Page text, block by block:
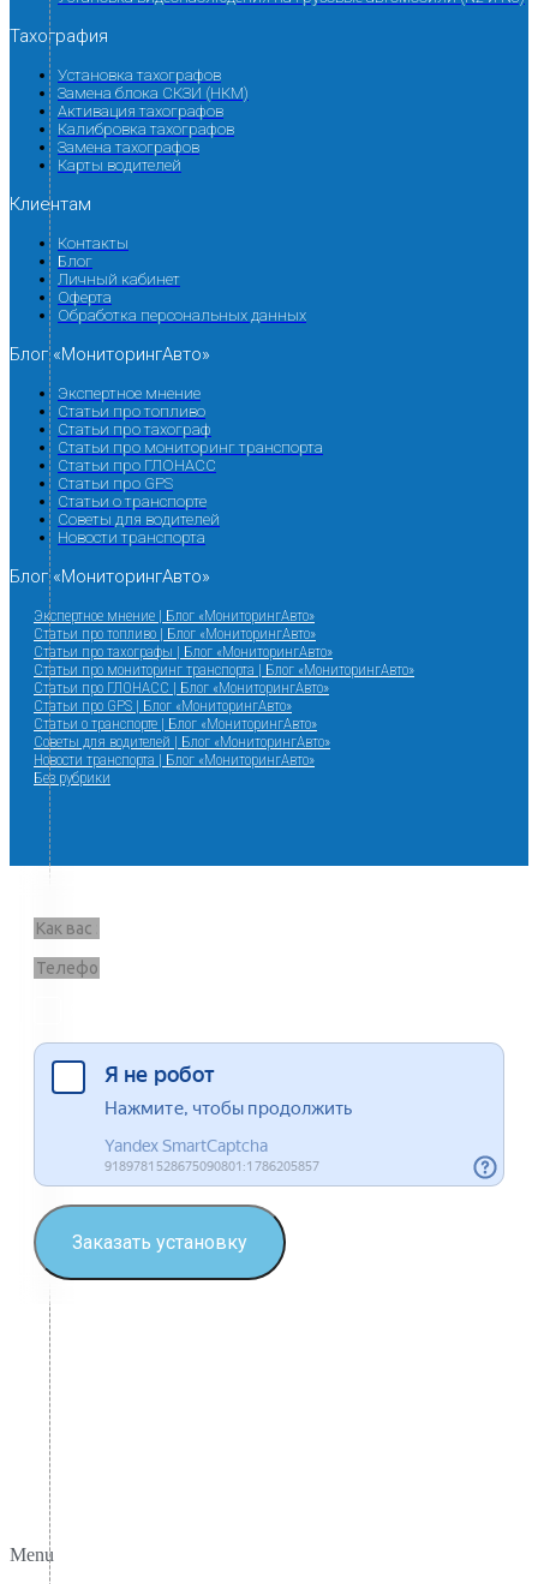
Тахография
Установка тахографов
Замена блока СКЗИ (НКМ)
Активация тахографов
Калибровка тахографов
Замена тахографов
Карты водителей
Клиентам
Контакты
Блог
Личный кабинет
Оферта
Обработка персональных данных
Блог «МониторингАвто»
Экспертное мнение
Статьи про топливо
Статьи про тахограф
Статьи про мониторинг транспорта
Статьи про ГЛОНАСС
Статьи про GPS
Статьи о транспорте
Советы для водителей
Новости транспорта
Блог «МониторингАвто»
Экспертное мнение | Блог «МониторингАвто»
Статьи про топливо | Блог «МониторингАвто»
Статьи про тахографы | Блог «МониторингАвто»
Статьи про мониторинг транспорта | Блог «МониторингАвто»
Статьи про ГЛОНАСС | Блог «МониторингАвто»
Статьи про GPS | Блог «МониторингАвто»
Статьи о транспорте | Блог «МониторингАвто»
Советы для водителей | Блог «МониторингАвто»
Новости транспорта | Блог «МониторингАвто»
Без рубрики
Заказать установку
Menu